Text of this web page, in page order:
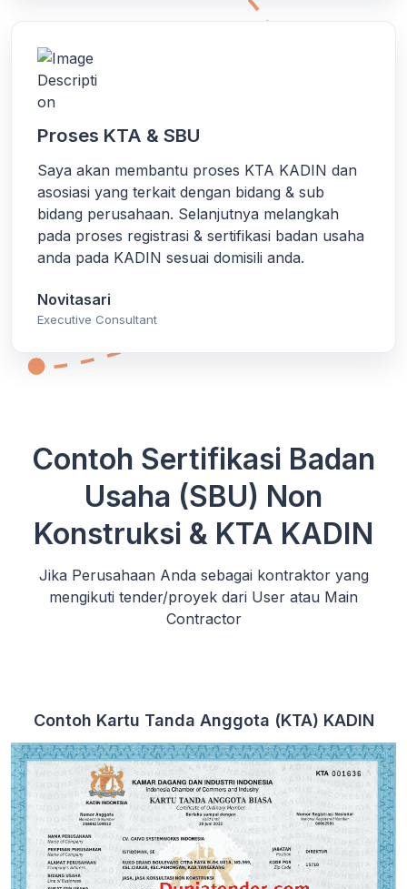
Proses KTA & SBU
Saya akan membantu proses KTA KADIN dan
asosiasi yang terkait dengan bidang & sub
bidang perusahaan. Selanjutnya melangkah
pada proses registrasi & sertifikasi badan usaha
anda pada KADIN sesuai domisili anda.
Novitasari
Executive Consultant
Contoh Sertifikasi Badan
Usaha (SBU) Non
Konstruksi & KTA KADIN
Jika Perusahaan Anda sebagai kontraktor yang
mengikuti tender/proyek dari User atau Main
Contractor
Contoh Kartu Tanda Anggota (KTA) KADIN